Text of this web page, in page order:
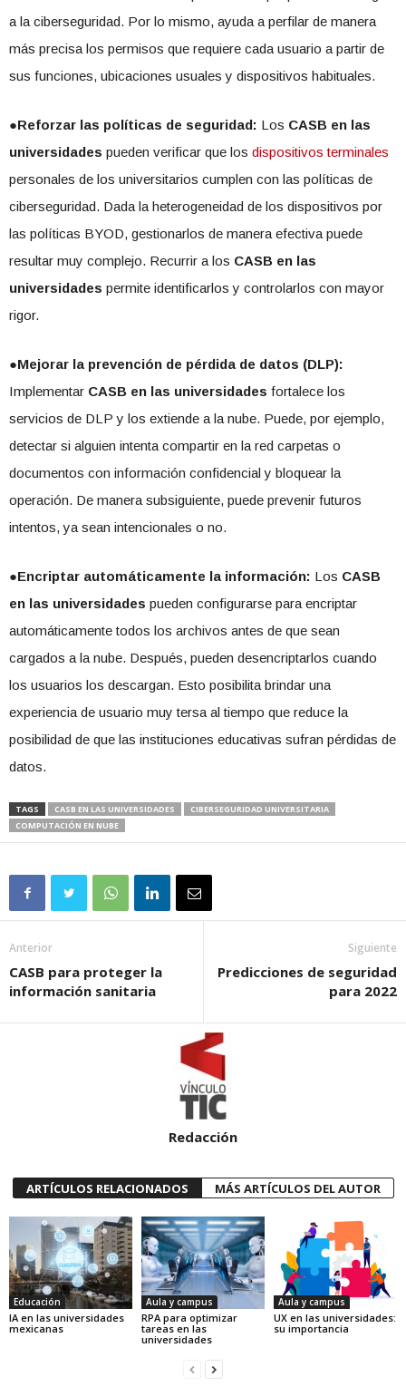
a la ciberseguridad. Por lo mismo, ayuda a perfilar de manera
más precisa los permisos que requiere cada usuario a partir de
sus funciones, ubicaciones usuales y dispositivos habituales.
●Reforzar las políticas de seguridad: Los CASB en las
universidades pueden verificar que los dispositivos terminales
personales de los universitarios cumplen con las políticas de
ciberseguridad. Dada la heterogeneidad de los dispositivos por
las políticas BYOD, gestionarlos de manera efectiva puede
resultar muy complejo. Recurrir a los CASB en las
universidades permite identificarlos y controlarlos con mayor
rigor.
●Mejorar la prevención de pérdida de datos (DLP):
Implementar CASB en las universidades fortalece los
servicios de DLP y los extiende a la nube. Puede, por ejemplo,
detectar si alguien intenta compartir en la red carpetas o
documentos con información confidencial y bloquear la
operación. De manera subsiguiente, puede prevenir futuros
intentos, ya sean intencionales o no.
●Encriptar automáticamente la información: Los CASB
en las universidades pueden configurarse para encriptar
automáticamente todos los archivos antes de que sean
cargados a la nube. Después, pueden desencriptarlos cuando
los usuarios los descargan. Esto posibilita brindar una
experiencia de usuario muy tersa al tiempo que reduce la
posibilidad de que las instituciones educativas sufran pérdidas de
datos.
TAGS CASB EN LAS UNIVERSIDADES
CIBERSEGURIDAD UNIVERSITARIA
COMPUTACIÓN EN NUBE
Anterior
CASB para proteger la
información sanitaria
Siguiente
Predicciones de seguridad
para 2022
Redacción
ARTÍCULOS RELACIONADOS MÁS ARTÍCULOS DEL AUTOR
Educación
IA en las universidades
mexicanas
Aula y campus
RPA para optimizar
tareas en las
universidades
Aula y campus
UX en las universidades:
su importancia